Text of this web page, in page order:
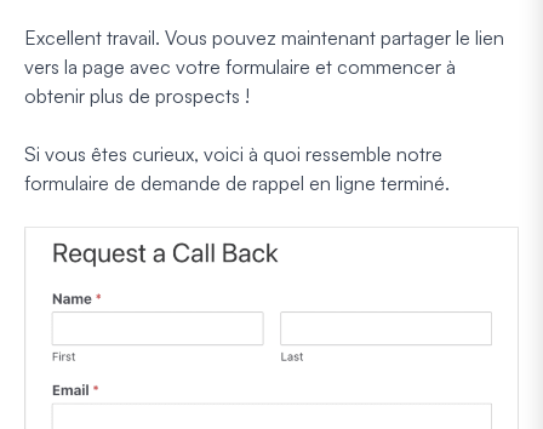
Excellent travail. Vous pouvez maintenant partager le lien
vers la page avec votre formulaire et commencer à
obtenir plus de prospects !
Si vous êtes curieux, voici à quoi ressemble notre
formulaire de demande de rappel en ligne terminé.